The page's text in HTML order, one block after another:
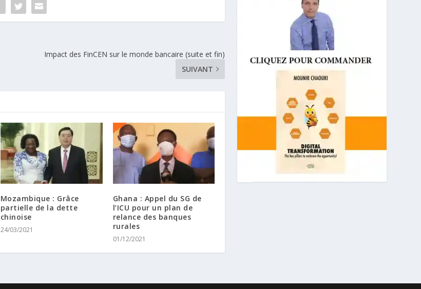
Impact des FinCEN sur le monde bancaire (suite et fin)
SUIVANT
Mozambique : Grâce
partielle de la dette
chinoise
24/03/2021
Ghana : Appel du SG de
l’ICU pour un plan de
relance des banques
rurales
01/12/2021